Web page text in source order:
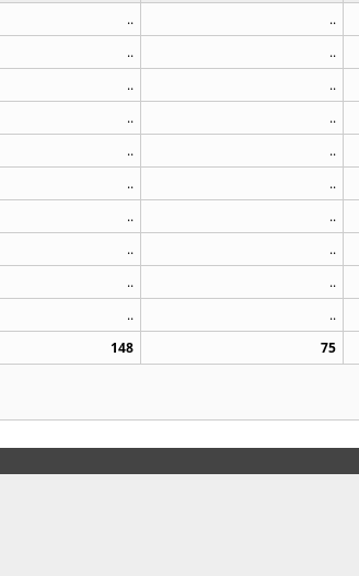
.. ..
.. ..
.. ..
.. ..
.. ..
.. ..
.. ..
.. ..
.. ..
.. ..
148 75